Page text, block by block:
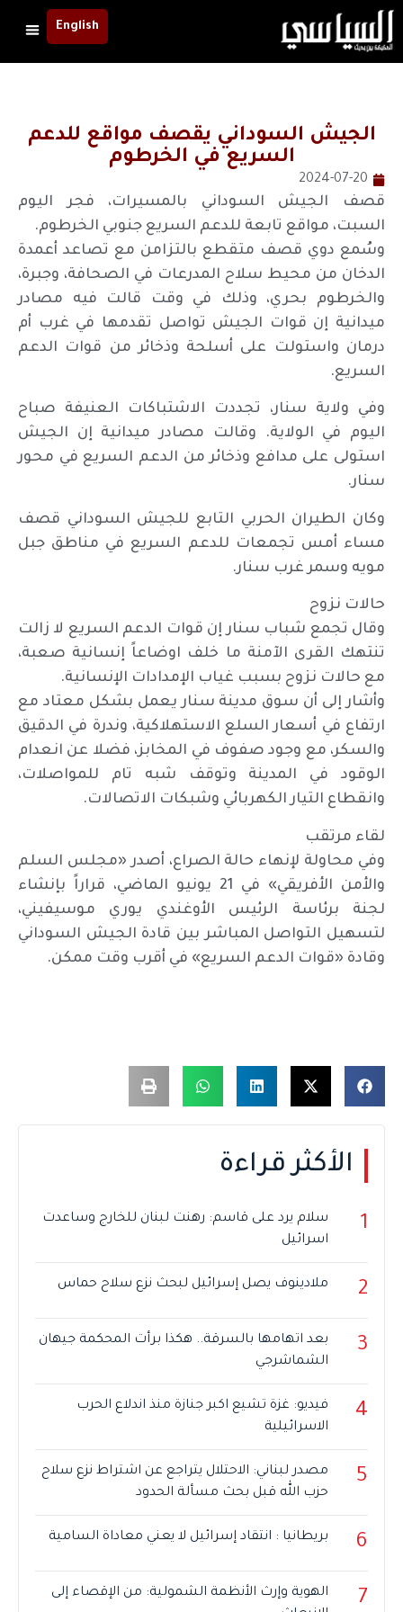
English
الجيش السوداني يقصف مواقع للدعم
السريع في الخرطوم
2024-07-20
قصف الجيش السوداني بالمسيرات، فجر اليوم
السبت، مواقع تابعة للدعم السريع جنوبي الخرطوم.
وسُمع دوي قصف متقطع بالتزامن مع تصاعد أعمدة
الدخان من محيط سلاح المدرعات في الصحافة، وجبرة،
والخرطوم بحري، وذلك في وقت قالت فيه مصادر
ميدانية إن قوات الجيش تواصل تقدمها في غرب أم
درمان واستولت على أسلحة وذخائر من قوات الدعم
السريع.
وفي ولاية سنار، تجددت الاشتباكات العنيفة صباح
اليوم في الولاية. وقالت مصادر ميدانية إن الجيش
استولى على مدافع وذخائر من الدعم السريع في محور
سنار.
وكان الطيران الحربي التابع للجيش السوداني قصف
مساء أمس تجمعات للدعم السريع في مناطق جبل
مويه وسمر غرب سنار.
حالات نزوح
وقال تجمع شباب سنار إن قوات الدعم السريع لا زالت
تنتهك القرى الآمنة ما خلف اوضاعاً إنسانية صعبة،
مع حالات نزوح بسبب غياب الإمدادات الإنسانية.
وأشار إلى أن سوق مدينة سنار يعمل بشكل معتاد مع
ارتفاع في أسعار السلع الاستهلاكية، وندرة في الدقيق
والسكر، مع وجود صفوف في المخابز، فضلا عن انعدام
الوقود في المدينة وتوقف شبه تام للمواصلات،
وانقطاع التيار الكهربائي وشبكات الاتصالات.
لقاء مرتقب
وفي محاولة لإنهاء حالة الصراع، أصدر «مجلس السلم
والأمن الأفريقي» في 21 يونيو الماضي، قراراً بإنشاء
لجنة برئاسة الرئيس الأوغندي يوري موسيفيني،
لتسهيل التواصل المباشر بين قادة الجيش السوداني
وقادة «قوات الدعم السريع» في أقرب وقت ممكن.
الأكثر قراءة
1
سلام يرد على قاسم: رهنت لبنان للخارج وساعدت
اسرائيل
2 ملادينوف يصل إسرائيل لبحث نزع سلاح حماس
3
بعد اتهامها بالسرقة.. هكذا برأت المحكمة جيهان
الشماشرجي
4
فيديو: غزة تشيع اكبر جنازة منذ اندلاع الحرب
الاسرائيلية
5
مصدر لبناني: الاحتلال يتراجع عن اشتراط نزع سلاح
حزب الله قبل بحث مسألة الحدود
6 بريطانيا : انتقاد إسرائيل لا يعني معاداة السامية
7
الهوية وإرث الأنظمة الشمولية: من الإقصاء إلى